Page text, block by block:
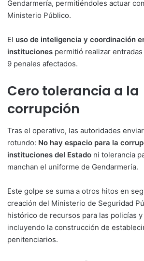
Gendarmería, permitiéndoles actuar
Ministerio Público.
El uso de inteligencia y coordinación
instituciones permitió realizar
9 penales afectados.
Cero tolerancia a la
corrupción
Tras el operativo, las autoridades
rotundo: No hay espacio para la
instituciones del Estado ni tolerancia
manchan el uniforme de Gendarmería.
Este golpe se suma a otros hitos en
creación del Ministerio de Seguridad
histórico de recursos para las policías
incluyendo la construcción de
penitenciarios.